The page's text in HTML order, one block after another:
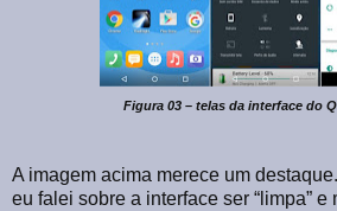
Figura 03 – telas da interface do
A imagem acima merece um
eu falei sobre a interface ser “limpa” e